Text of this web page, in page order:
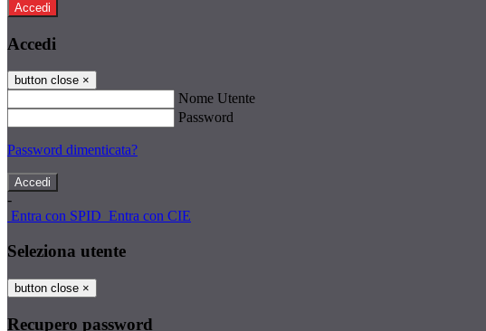
Accedi
Accedi
button close ×
Nome Utente
Password
Password dimenticata?
-
Entra con SPID Entra con CIE
Seleziona utente
button close ×
Recupero password